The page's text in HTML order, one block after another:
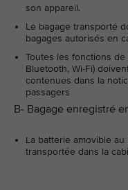
son appareil.
Le bagage transporté
bagages autorisés en
Toutes les fonctions de
Bluetooth, Wi-Fi)
contenues dans la
passagers
B- Bagage enregistré
La batterie amovible
transportée dans la